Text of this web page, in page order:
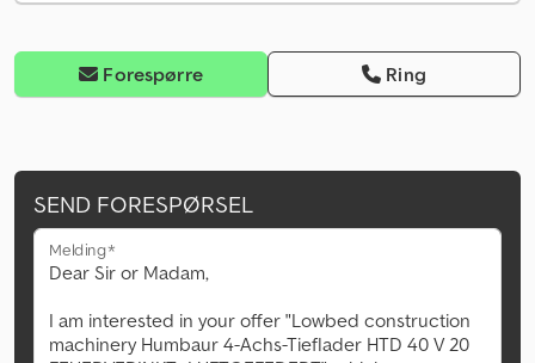
Forespørre Ring
SEND FORESPØRSEL
Melding*